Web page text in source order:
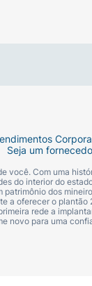
Seja um
você. Com uma
do interior do
dos
a oferecer o
rede a
novo para uma